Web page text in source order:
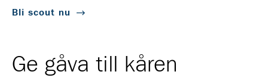
Bli scout nu
Ge gåva till kåren